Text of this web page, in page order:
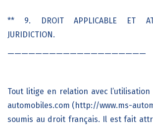
** 9. DROIT APPLICABLE ET
JURIDICTION.
————————————————————
Tout litige en relation avec
automobiles.com (http://www.ms-
soumis au droit français. Il est fait